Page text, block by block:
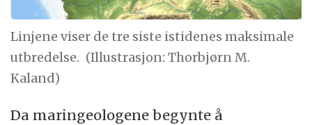
Linjene viser de tre siste istidenes maksimale
utbredelse. (Illustrasjon: Thorbjørn M.
Kaland)
Da maringeologene begynte å